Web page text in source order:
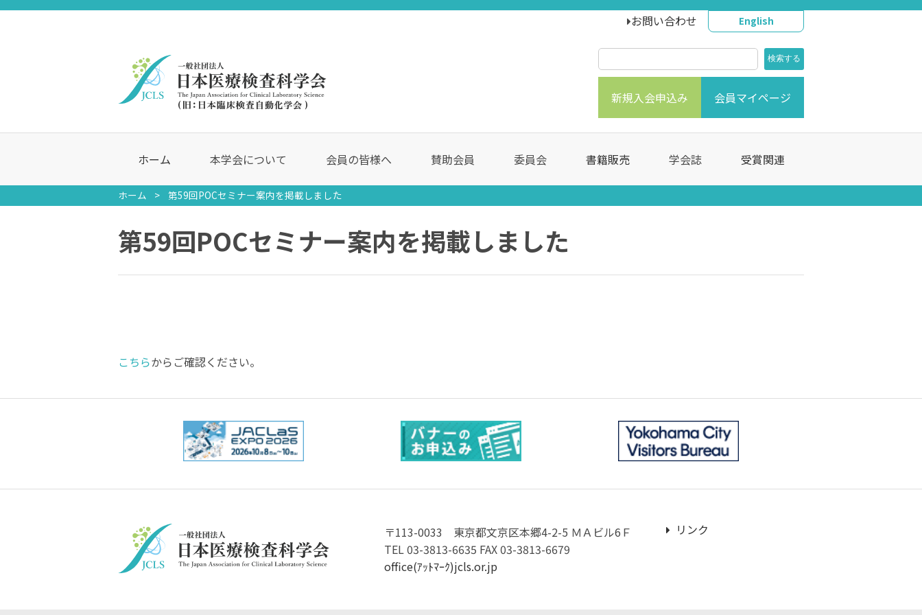
お問い合わせ English
新規入会申込み 会員マイページ
ホーム 本学会について 会員の皆様へ 賛助会員 委員会 書籍販売 学会誌 受賞関連
ホーム 第59回POCセミナー案内を掲載しました
第59回POCセミナー案内を掲載しました
こちらからご確認ください。
〒113-0033 東京都文京区本郷4-2-5 ＭＡビル6Ｆ
TEL 03-3813-6635 FAX 03-3813-6679
office(ｱｯﾄﾏｰｸ)jcls.or.jp
リンク